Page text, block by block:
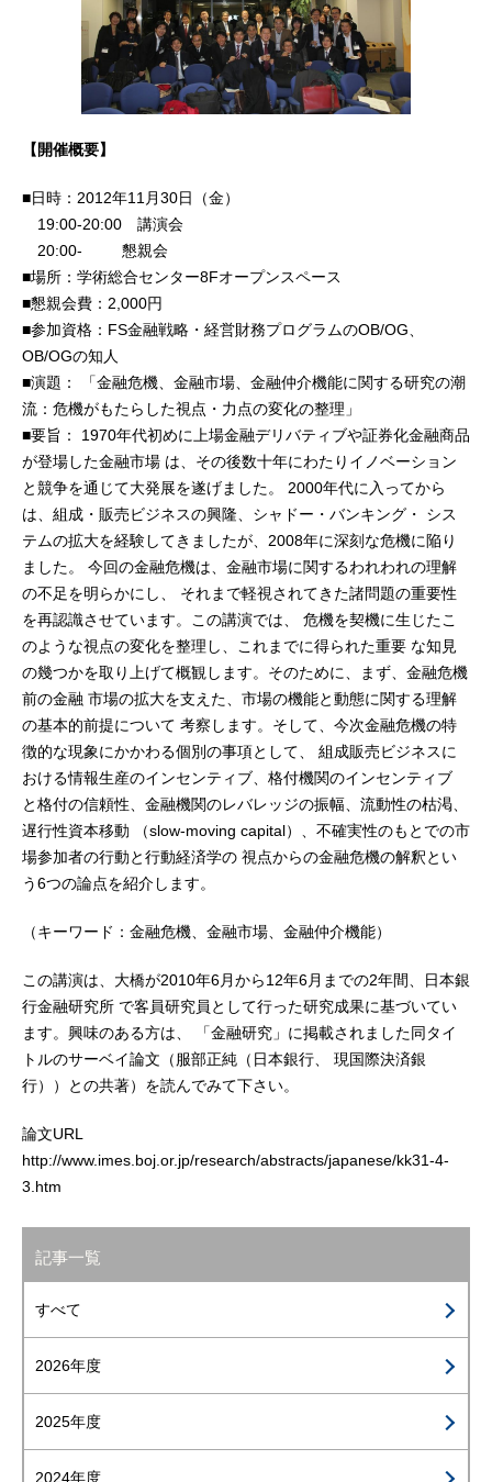
【開催概要】
■日時：2012年11月30日（金）
19:00-20:00 講演会
20:00- 懇親会
■場所：学術総合センター8Fオープンスペース
■懇親会費：2,000円
■参加資格：FS金融戦略・経営財務プログラムのOB/OG、
OB/OGの知人
■演題： 「金融危機、金融市場、金融仲介機能に関する研究の潮
流：危機がもたらした視点・力点の変化の整理」
■要旨： 1970年代初めに上場金融デリバティブや証券化金融商品
が登場した金融市場 は、その後数十年にわたりイノベーション
と競争を通じて大発展を遂げました。 2000年代に入ってから
は、組成・販売ビジネスの興隆、シャドー・バンキング・ シス
テムの拡大を経験してきましたが、2008年に深刻な危機に陥り
ました。 今回の金融危機は、金融市場に関するわれわれの理解
の不足を明らかにし、 それまで軽視されてきた諸問題の重要性
を再認識させています。この講演では、 危機を契機に生じたこ
のような視点の変化を整理し、これまでに得られた重要 な知見
の幾つかを取り上げて概観します。そのために、まず、金融危機
前の金融 市場の拡大を支えた、市場の機能と動態に関する理解
の基本的前提について 考察します。そして、今次金融危機の特
徴的な現象にかかわる個別の事項として、 組成販売ビジネスに
おける情報生産のインセンティブ、格付機関のインセンティブ
と格付の信頼性、金融機関のレバレッジの振幅、流動性の枯渇、
遅行性資本移動 （slow-moving capital）、不確実性のもとでの市
場参加者の行動と行動経済学の 視点からの金融危機の解釈とい
う6つの論点を紹介します。
（キーワード：金融危機、金融市場、金融仲介機能）
この講演は、大橋が2010年6月から12年6月までの2年間、日本銀
行金融研究所 で客員研究員として行った研究成果に基づいてい
ます。興味のある方は、 「金融研究」に掲載されました同タイ
トルのサーベイ論文（服部正純（日本銀行、 現国際決済銀
行））との共著）を読んでみて下さい。
論文URL
http://www.imes.boj.or.jp/research/abstracts/japanese/kk31-4-
3.htm
記事一覧
すべて
2026年度
2025年度
2024年度